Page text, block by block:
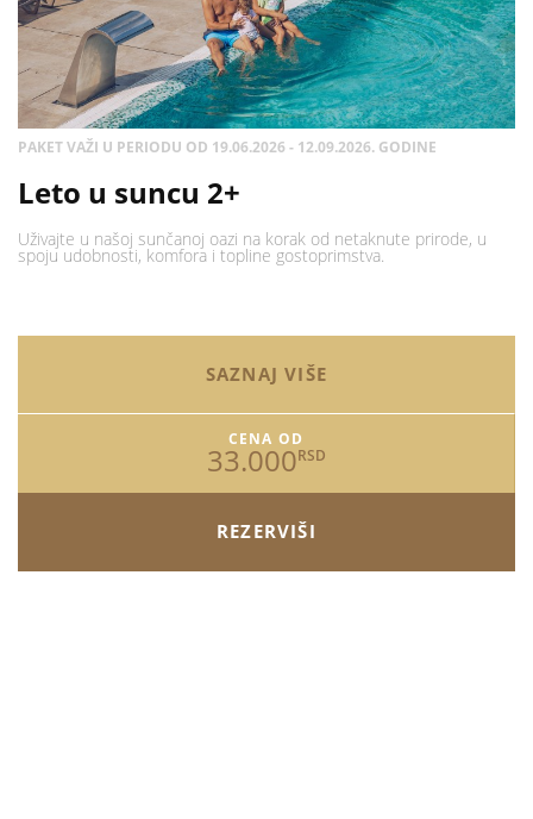
PAKET VAŽI U PERIODU OD 19.06.2026 - 12.09.2026. GODINE
Leto u suncu 2+
Uživajte u našoj sunčanoj oazi na korak od netaknute prirode, u
spoju udobnosti, komfora i topline gostoprimstva.
SAZNAJ VIŠE
CENA OD
33.000RSD
REZERVIŠI